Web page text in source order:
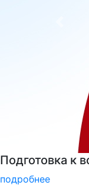
Центр карьеры
подробнее